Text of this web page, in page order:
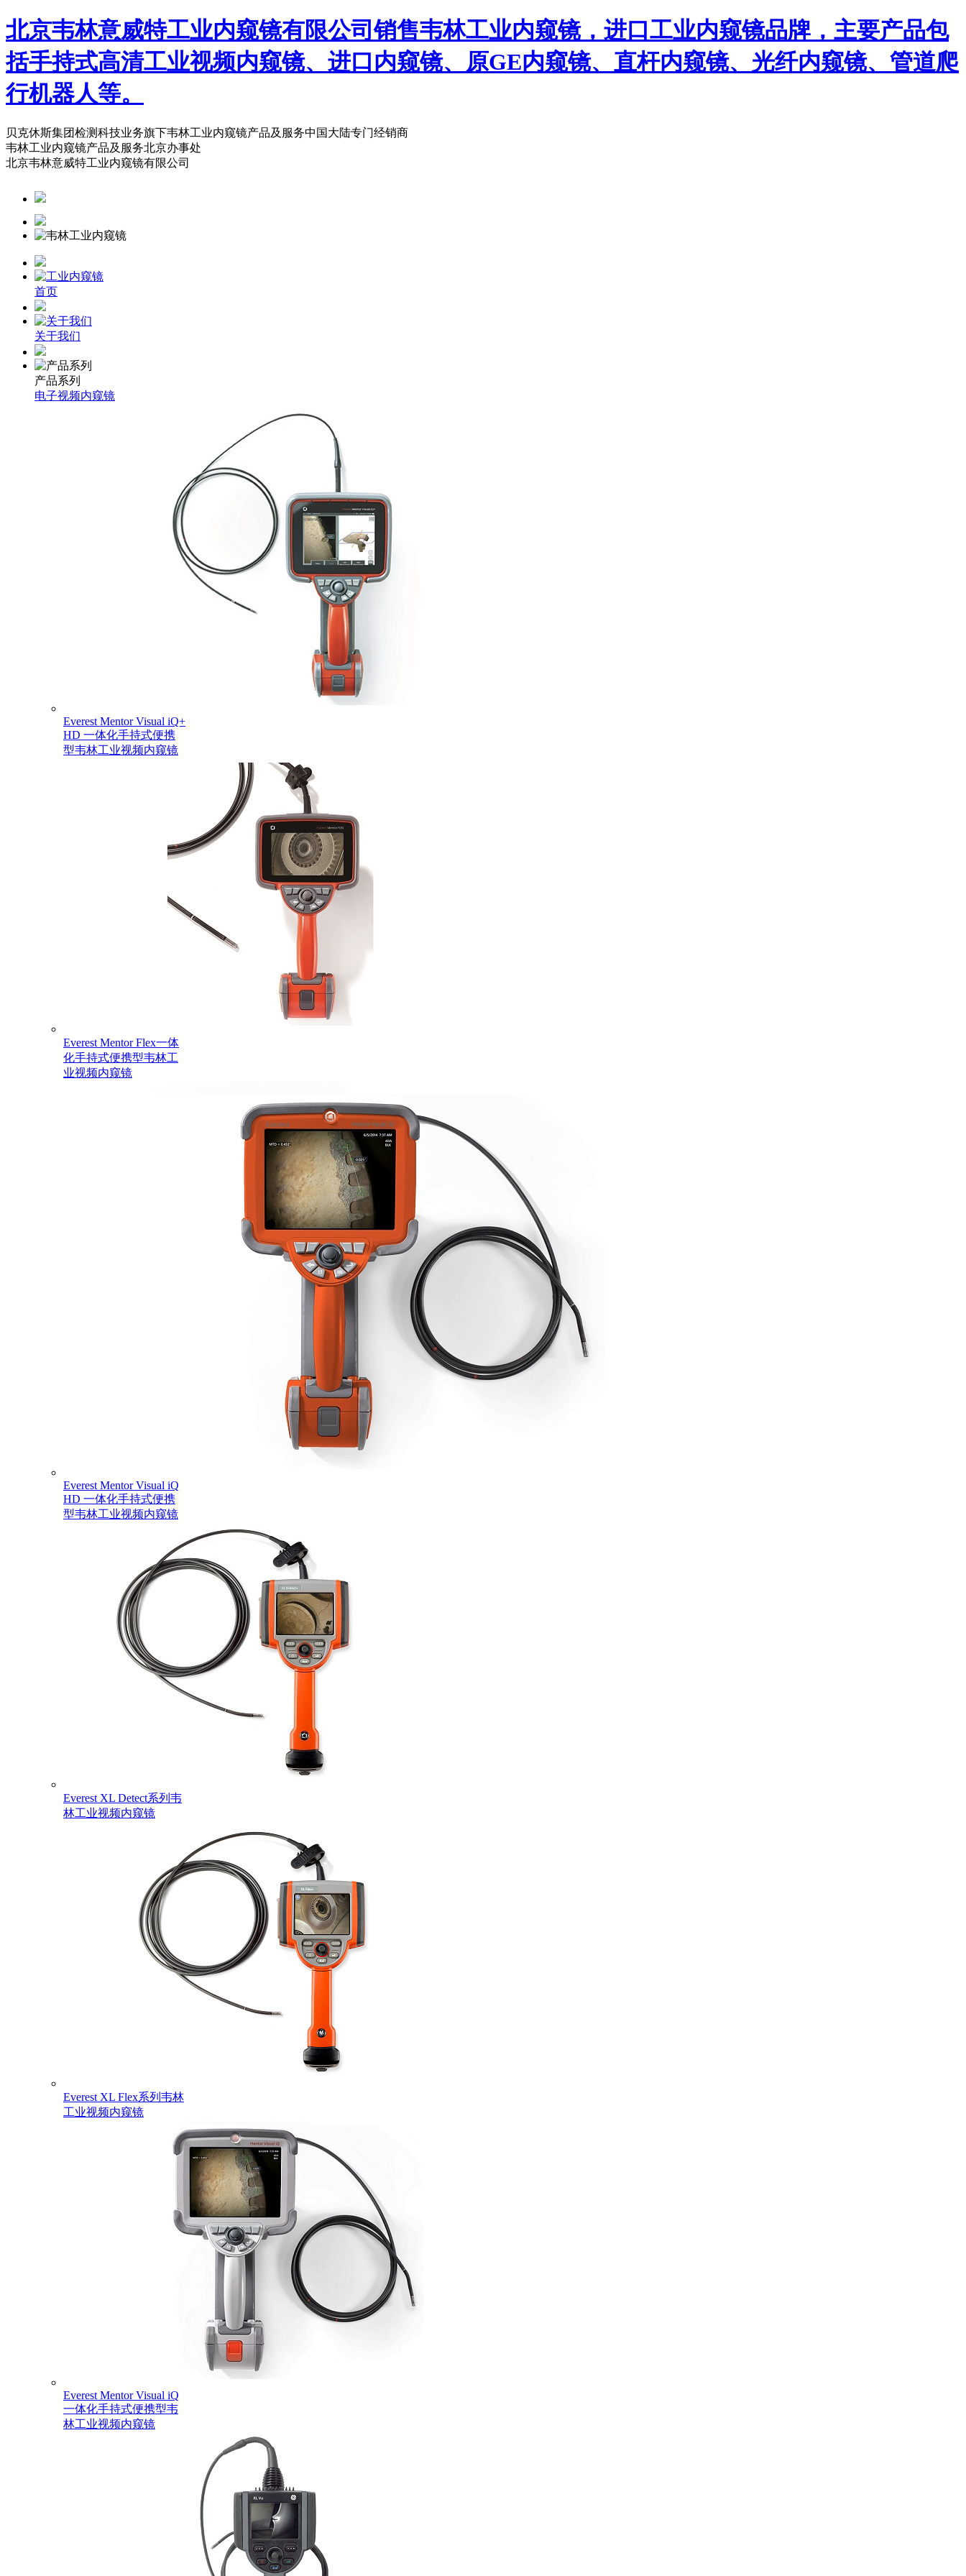
北京韦林意威特工业内窥镜有限公司销售韦林工业内窥镜，进口工业内窥镜品牌，主要产品包
括手持式高清工业视频内窥镜、进口内窥镜、原GE内窥镜、直杆内窥镜、光纤内窥镜、管道爬
行机器人等。
贝克休斯集团检测科技业务旗下韦林工业内窥镜产品及服务中国大陆专门经销商
韦林工业内窥镜产品及服务北京办事处
北京韦林意威特工业内窥镜有限公司
首页
关于我们
产品系列
电子视频内窥镜
Everest Mentor Visual iQ+
HD 一体化手持式便携
型韦林工业视频内窥镜
Everest Mentor Flex一体
化手持式便携型韦林工
业视频内窥镜
Everest Mentor Visual iQ
HD 一体化手持式便携
型韦林工业视频内窥镜
Everest XL Detect系列韦
林工业视频内窥镜
Everest XL Flex系列韦林
工业视频内窥镜
Everest Mentor Visual iQ
一体化手持式便携型韦
林工业视频内窥镜